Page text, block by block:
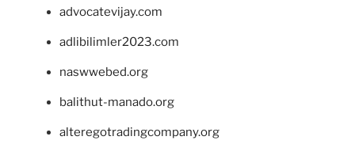
advocatevijay.com
adlibilimler2023.com
naswwebed.org
balithut-manado.org
alteregotradingcompany.org